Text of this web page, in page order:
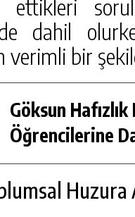
ettikleri
dahil
verimli bir
Göksun Hafızlık
Öğrencilerine
Huzura